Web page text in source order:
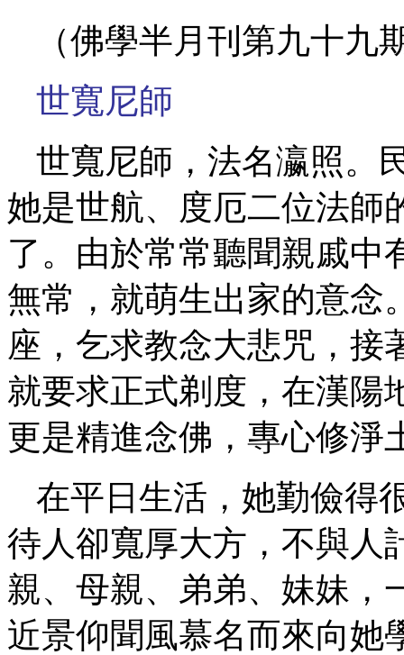
（佛學半月刊第九十九
世寬尼師
世寬尼師，法名瀛照。
她是世航、度厄二位法師
了。由於常常聽聞親戚中
無常，就萌生出家的意念
座，乞求教念大悲咒，接
就要求正式剃度，在漢陽
更是精進念佛，專心修淨
在平日生活，她勤儉得
待人卻寬厚大方，不與人
親、母親、弟弟、妹妹，
近景仰聞風慕名而來向她